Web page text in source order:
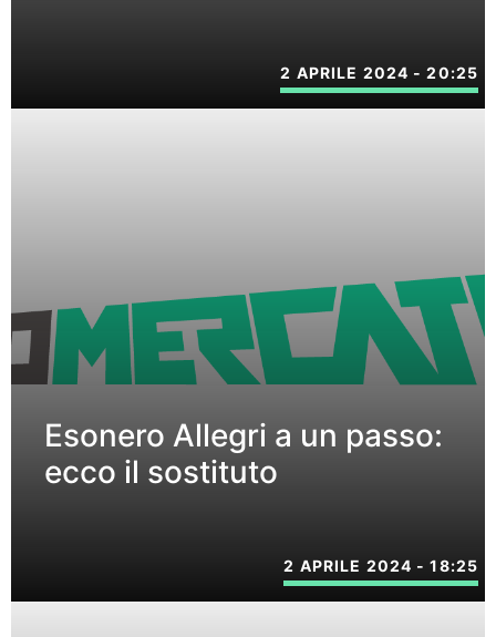
2 APRILE 2024 - 20:25
Esonero Allegri a un passo:
ecco il sostituto
2 APRILE 2024 - 18:25